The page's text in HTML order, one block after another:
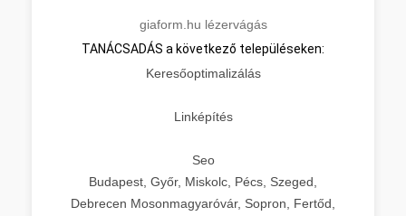
giaform.hu lézervágás
TANÁCSADÁS a következő településeken:
Keresőoptimalizálás
Linképítés
Seo
Budapest, Győr, Miskolc, Pécs, Szeged,
Debrecen Mosonmagyaróvár, Sopron, Fertőd,